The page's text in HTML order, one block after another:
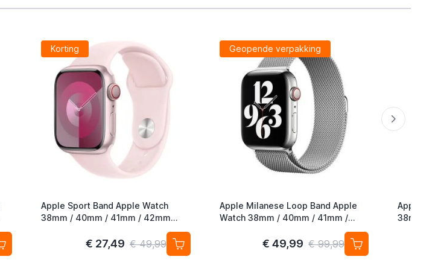
Korting
Apple Sport Band Apple Watch
38mm / 40mm / 41mm / 42mm
€ 27,49 € 49,99
Geopende verpakking
Apple Milanese Loop Band Apple
Watch 38mm / 40mm / 41mm /
€ 49,99 € 99,99
Apple
38mm /